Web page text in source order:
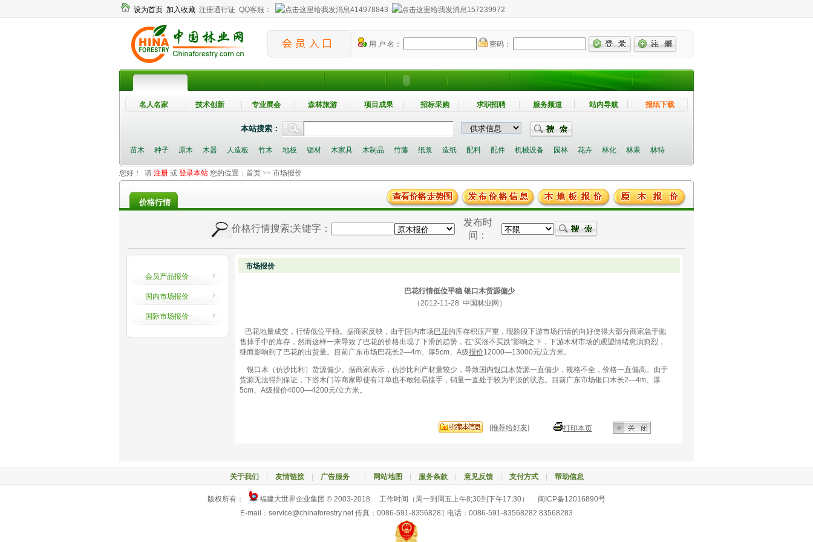
设为首页 加入收藏 注册通行证 QQ客服： 414978843 157239972
用 户 名： 密码：
名人名家 技术创新 专业展会 森林旅游 项目成果 招标采购 求职招聘 服务频道 站内导航 报纸下载
本站搜索：
苗木 种子 原木 木器 人造板 竹木 地板 锯材 木家具 木制品 竹藤 纸浆 造纸 配料 配件 机械设备 园林 花卉 林化 林果 林特
您好！ 请 注册 或 登录本站 您的位置： 首页 >> 市场报价
价格行情
价格行情搜索;关键字：
发布时
间：
会员产品报价
国内市场报价
国际市场报价
市场报价
巴花行情低位平稳 银口木货源偏少
（2012-11-28 中国林业网）
巴花地量成交，行情低位平稳。据商家反映，由于国内市场 巴花的库存积压严重，现阶段下游市场行情的向好使得大部分商家急于抛
售掉手中的库存，然而这样一来导致了巴花的价格出现了下滑的趋势，在“买涨不买跌”影响之下，下游木材市场的观望情绪愈演愈烈，
继而影响到了巴花的出货量。目前广东市场巴花长2—4m、厚5cm、A级报价12000—13000元/立方米。
银口木（仿沙比利）货源偏少。据商家表示，仿沙比利产材量较少，导致国内银口木货源一直偏少，规格不全，价格一直偏高。由于
货源无法得到保证，下游木门等商家即使有订单也不敢轻易接手，销量一直处于较为平淡的状态。目前广东市场银口木长2—4m、厚
5cm、A级报价4000—4200元/立方米。
[推荐给好友] 打印本页
关于我们 友情链接| 广告服务 网站地图 服务条款| 意见反馈| 支付方式| 帮助信息
版权所有：
福建大世界企业集团 © 2003-2018 工作时间（周一到周五上午8;30到下午17;30） 闽ICP备12016890号
E-mail：service@chinaforestry.net 传真：0086-591-83568281 电话：0086-591-83568282 83568283